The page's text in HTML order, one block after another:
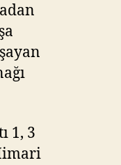
1, 3